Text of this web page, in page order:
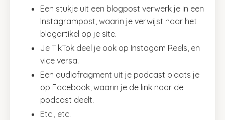
Een stukje uit een blogpost verwerk je in een
Instagrampost, waarin je verwijst naar het
blogartikel op je site.
Je TikTok deel je ook op Instagam Reels, en
vice versa.
Een audiofragment uit je podcast plaats je
op Facebook, waarin je de link naar de
podcast deelt.
Etc., etc.